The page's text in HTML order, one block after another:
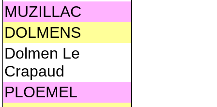
MUZILLAC
DOLMENS
Dolmen Le
Crapaud
PLOEMEL